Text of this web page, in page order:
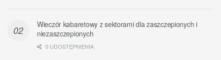
Wieczór kabaretowy z sektorami dla zaszczepionych i
niezaszczepionych
0 UDOSTĘPNIENIA